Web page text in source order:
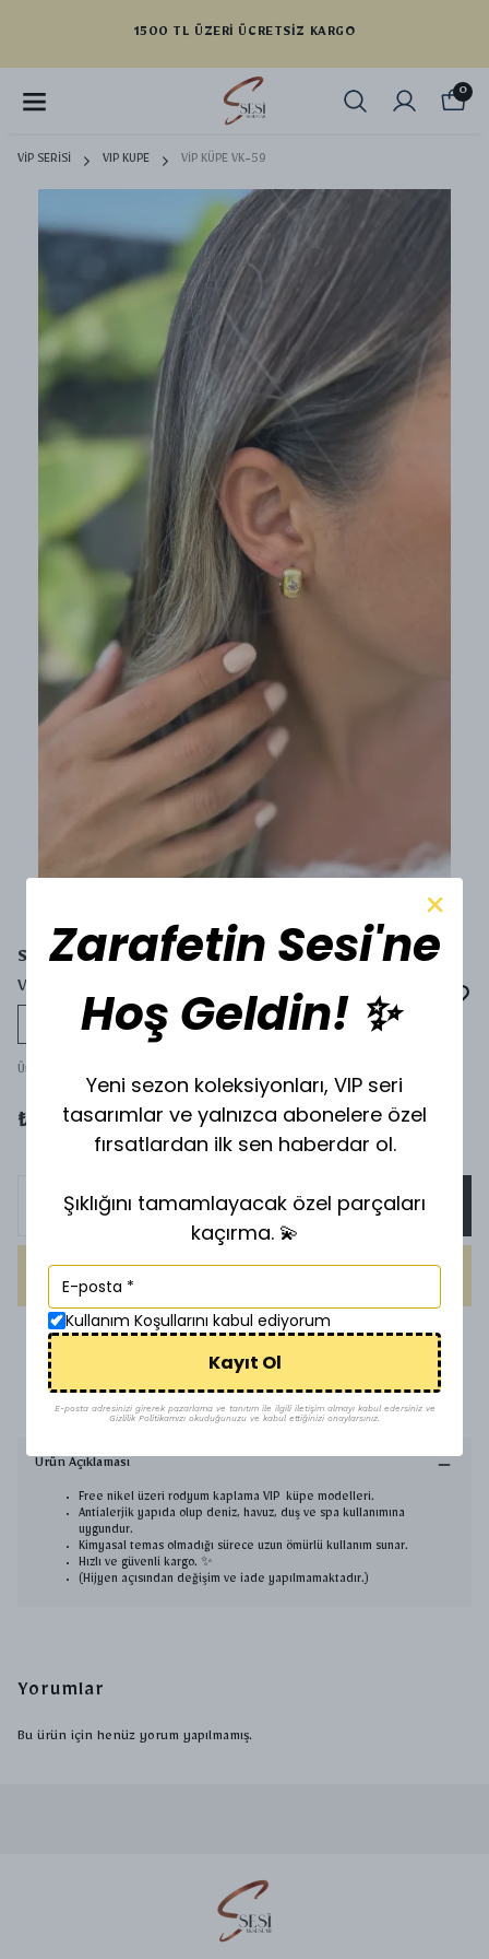
YENI SEZON ÜRÜNLER
0
VİP SERİSİ VIP KUPE VİP KÜPE VK-59
SESİ
VİP KÜPE VK-59
Tükeniyor
Ürün Kodu
₺ 280.00
SEPETE EKLE
1500 TL üzeri ücretsiz kargo
Uygun Fiyat
Ürün Açıklaması
Free nikel üzeri rodyum kaplama VIP küpe modelleri.
Antialerjik yapıda olup deniz, havuz, duş ve spa kullanımına
uygundur.
Kimyasal temas olmadığı sürece uzun ömürlü kullanım sunar.
Hızlı ve güvenli kargo. ✨
(Hijyen açısından değişim ve iade yapılmamaktadır.)
Yorumlar
Bu ürün için henüz yorum yapılmamış.
Zarafetin Sesi'ne
Hoş Geldin! ✨
Yeni sezon koleksiyonları, VIP seri
tasarımlar ve yalnızca abonelere özel
fırsatlardan ilk sen haberdar ol.
Şıklığını tamamlayacak özel parçaları
kaçırma. 💫
Kullanım Koşullarını kabul ediyorum
Kayıt Ol
E-posta adresinizi girerek pazarlama ve tanıtım ile ilgili iletişim almayı kabul edersiniz ve
Gizlilik Politikamızı okuduğunuzu ve kabul ettiğinizi onaylarsınız.